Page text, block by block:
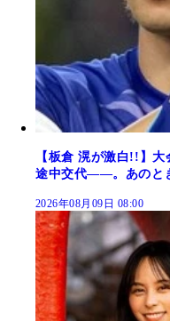
【板倉 滉が激白!!】
途中交代――。あのと
2026年08月09日 08:00